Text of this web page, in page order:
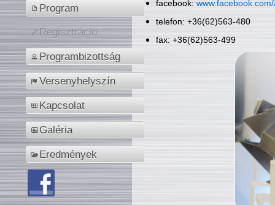
Program
Regisztráció
Programbizottság
Versenyhelyszín
Kapcsolat
Galéria
Eredmények
facebook:
telefon: +36(62)563-480
fax: +36(62)563-499